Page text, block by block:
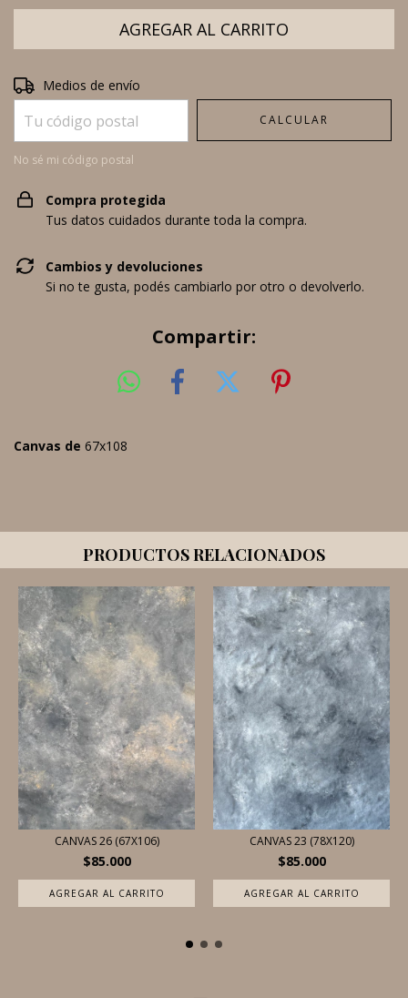
Entregas para el CP:
Medios de envío
CALCULAR
No sé mi código postal
Compra protegida
Tus datos cuidados durante toda la compra.
Cambios y devoluciones
Si no te gusta, podés cambiarlo por otro o devolverlo.
Compartir:
Canvas de 67x108
PRODUCTOS RELACIONADOS
CANVAS 26 (67X106)
$85.000
CANVAS 23 (78X120)
$85.000